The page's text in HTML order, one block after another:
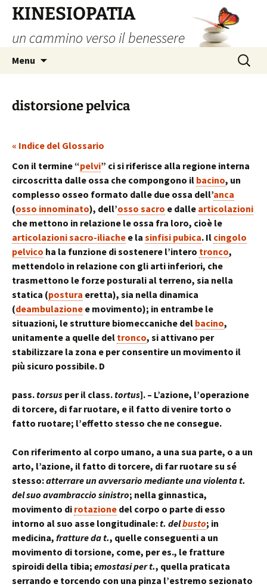
contenuto
KINESIOPATIA
un cammino verso il benessere
Menu
Ricerca
per:
distorsione pelvica
« Indice del Glossario
Con il termine “pelvi” ci si riferisce alla regione interna
circoscritta dalle ossa che compongono il bacino, un
complesso osseo formato dalle due ossa dell’anca
(osso innominato), dell’osso sacro e dalle articolazioni
che mettono in relazione le ossa fra loro, cioè le
articolazioni sacro-iliache e la sinfisi pubica. Il cingolo
pelvico ha la funzione di sostenere l’intero tronco,
mettendolo in relazione con gli arti inferiori, che
trasmettono le forze posturali al terreno, sia nella
statica (postura eretta), sia nella dinamica
(deambulazione e movimento); in entrambe le
situazioni, le strutture biomeccaniche del bacino,
unitamente a quelle del tronco, si attivano per
stabilizzare la zona e per consentire un movimento il
più sicuro possibile. D
pass.torsus per il class.tortus]. – L’azione, l’operazione
di torcere, di far ruotare, e il fatto di venire torto o
fatto ruotare; l’effetto stesso che ne consegue.
Con riferimento al corpo umano, a una sua parte, o a un
arto, l’azione, il fatto di torcere, di far ruotare su sé
stesso:atterrare un avversario mediante una violenta t.
del suo avambraccio sinistro; nella ginnastica,
movimento di rotazione del corpo o parte di esso
intorno al suo asse longitudinale:t. delbusto; in
medicina, fratture da t., quelle conseguenti a un
movimento di torsione, come, per es., le fratture
spiroidi della tibia; emostasi per t., quella praticata
serrando e torcendo con una pinza l’estremo sezionato